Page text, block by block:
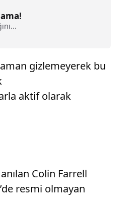
gizlemeyerek bu
aktif olarak
Colin Farrell
resmi olmayan